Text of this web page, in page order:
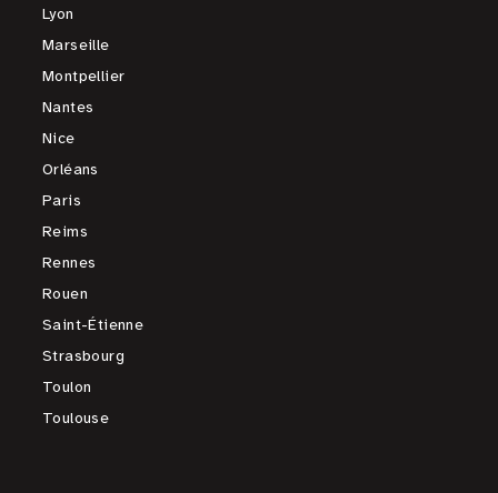
Lyon
Marseille
Montpellier
Nantes
Nice
Orléans
Paris
Reims
Rennes
Rouen
Saint-Étienne
Strasbourg
Toulon
Toulouse